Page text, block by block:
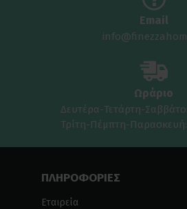
Email
Ωράριο
Δευτέρα-Τετάρτη-
Τρίτη-Πέμπτη-Παρασκευή:
ΠΛΗΡΟΦΟΡΙΕΣ
Εταιρεία